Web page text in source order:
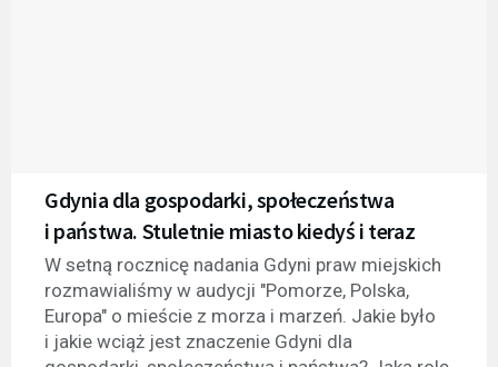
Gdynia dla gospodarki, społeczeństwa
i państwa. Stuletnie miasto kiedyś i teraz
W setną rocznicę nadania Gdyni praw miejskich
rozmawialiśmy w audycji "Pomorze, Polska,
Europa" o mieście z morza i marzeń. Jakie było
i jakie wciąż jest znaczenie Gdyni dla